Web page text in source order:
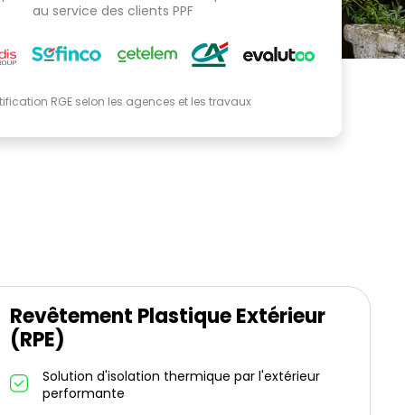
au service des clients PPF
RGE selon les agences et les travaux
Revêtement Plastique Extérieur
(RPE)
Solution d'isolation thermique par l'extérieur
performante